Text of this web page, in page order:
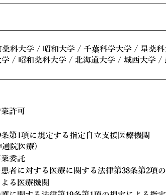
科大学 / 昭和大学 / 千葉科学大学 / 星薬
/ 昭和薬科大学 / 北海道大学 / 城西大学
許可
第1項に規定する指定自立支援医療機関
院医療)
委託
者に対する医療に関する法律第38条第2項
る医療機関